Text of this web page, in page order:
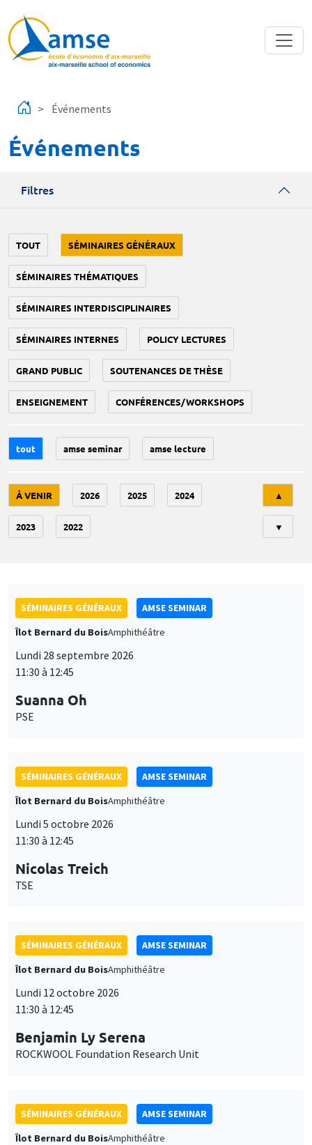
Événements
Événements
Filtres
TOUT SÉMINAIRES GÉNÉRAUX
SÉMINAIRES THÉMATIQUES
SÉMINAIRES INTERDISCIPLINAIRES
SÉMINAIRES INTERNES POLICY LECTURES
GRAND PUBLIC SOUTENANCES DE THÈSE
ENSEIGNEMENT CONFÉRENCES/WORKSHOPS
tout amse seminar amse lecture
À VENIR 2026 2025 2024
2023 2022
▲
▼
SÉMINAIRES GÉNÉRAUX
AMSE SEMINAR
Îlot Bernard du BoisAmphithéâtre
Lundi 28 septembre 2026
11:30 à 12:45
Suanna Oh
PSE
SÉMINAIRES GÉNÉRAUX
AMSE SEMINAR
Îlot Bernard du BoisAmphithéâtre
Lundi 5 octobre 2026
11:30 à 12:45
Nicolas Treich
TSE
SÉMINAIRES GÉNÉRAUX
AMSE SEMINAR
Îlot Bernard du BoisAmphithéâtre
Lundi 12 octobre 2026
11:30 à 12:45
Benjamin Ly Serena
ROCKWOOL Foundation Research Unit
SÉMINAIRES GÉNÉRAUX
AMSE SEMINAR
Îlot Bernard du BoisAmphithéâtre